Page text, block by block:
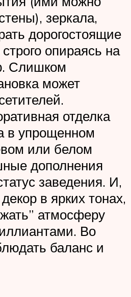
зеркала,
дорогостоящие
опираясь на
Слишком
может
отделка
в упрощенном
или белом
дополнения
заведения. И,
в ярких тонах,
атмосферу
Во
баланс и